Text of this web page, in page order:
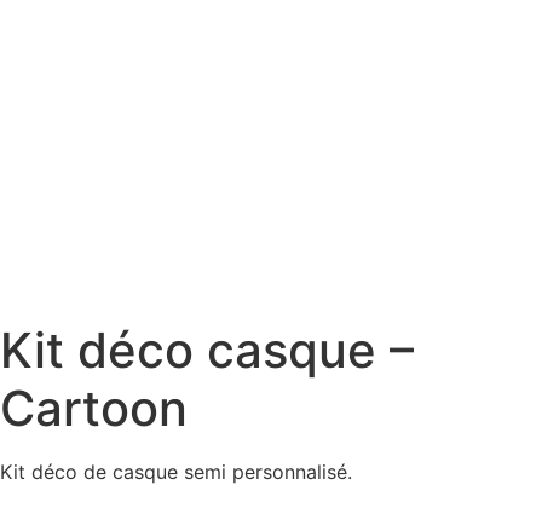
Kit déco casque –
Cartoon
Kit déco de casque semi personnalisé.